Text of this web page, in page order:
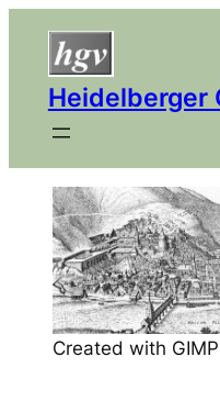
Heidelberger
Created with GIMP